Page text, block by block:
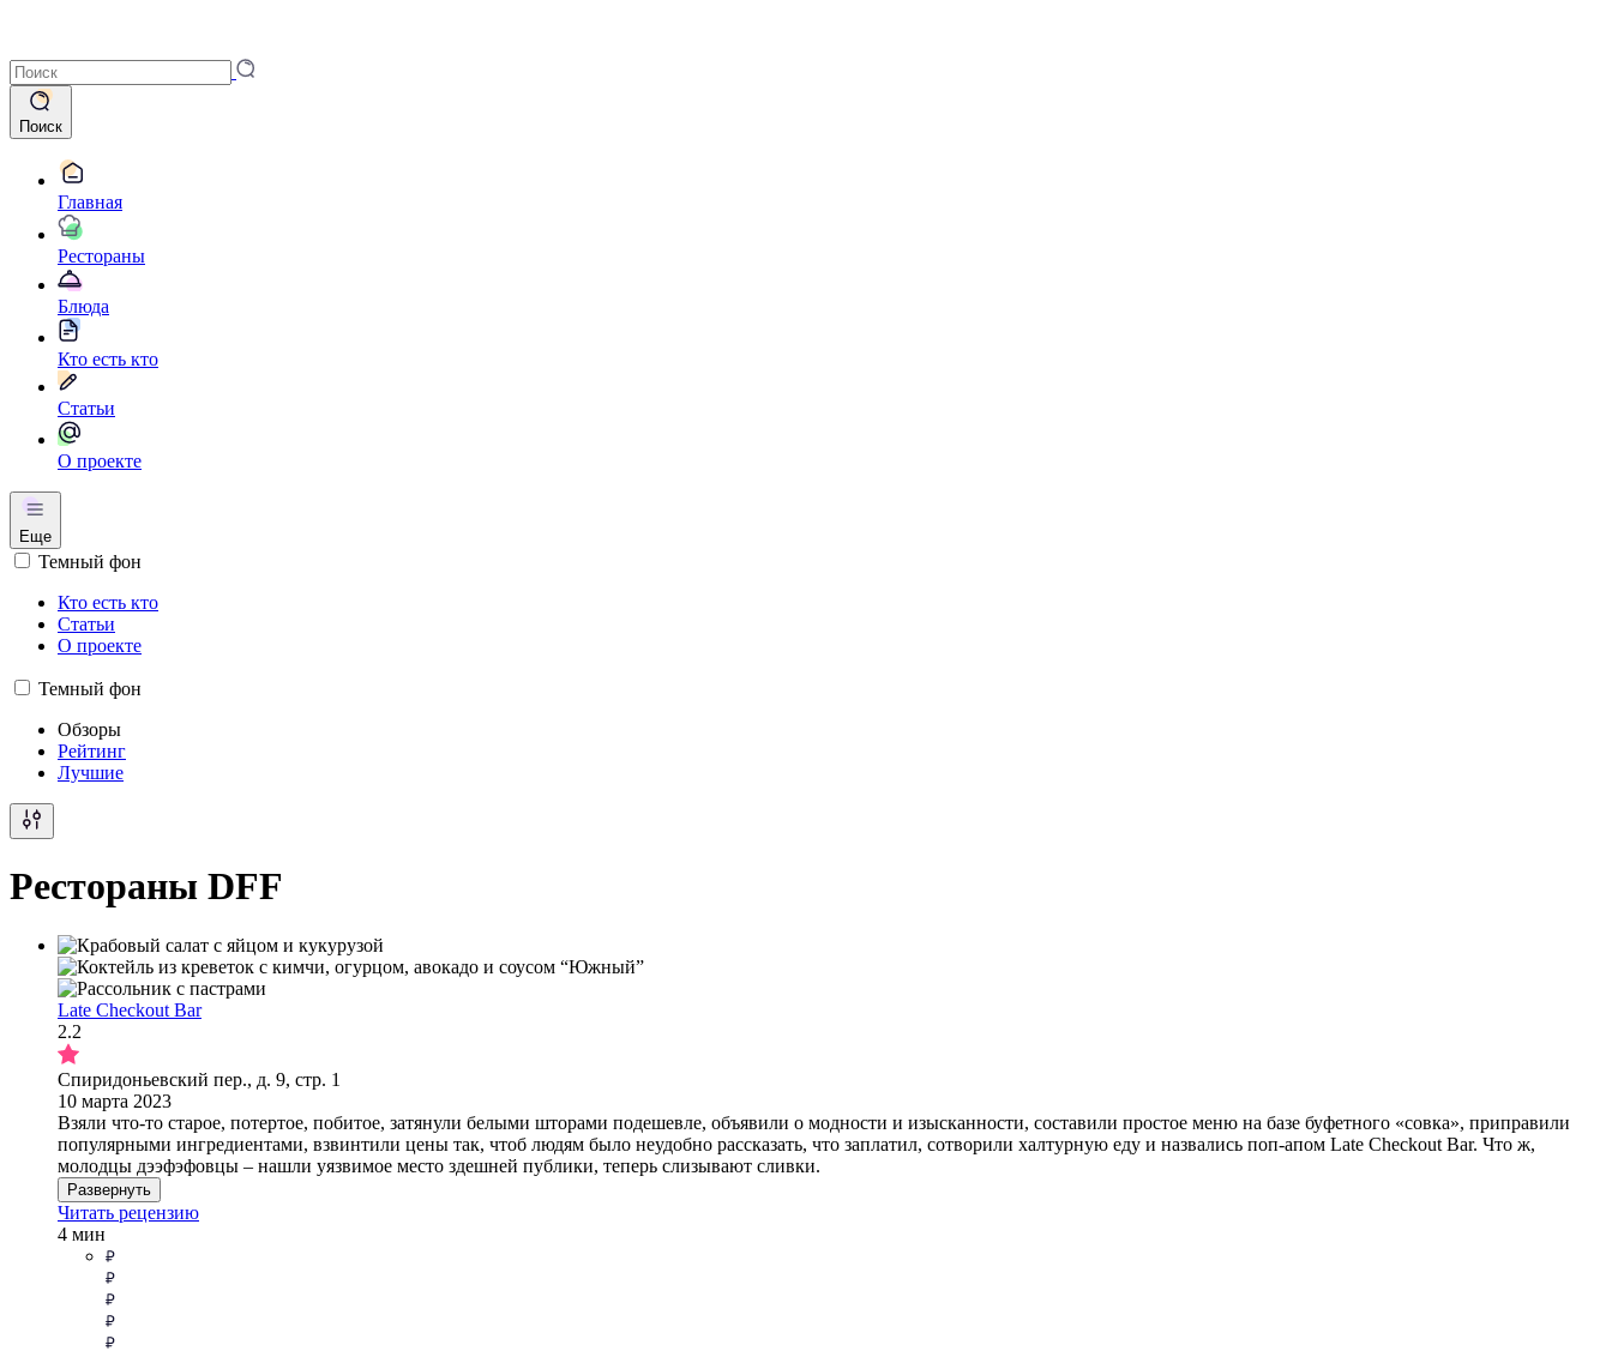
Поиск
Главная
Рестораны
Блюда
Кто есть кто
Статьи
О проекте
Еще
Темный фон
Кто есть кто
Статьи
О проекте
Темный фон
Обзоры
Рейтинг
Лучшие
Рестораны DFF
Late Checkout Bar
2.2
Спиридоньевский пер., д. 9, стр. 1
10 марта 2023
Взяли что-то старое, потертое, побитое, затянули белыми шторами подешевле, объявили о модности и изысканности, составили простое меню на базе буфетного «совка», приправили
популярными ингредиентами, взвинтили цены так, чтоб людям было неудобно рассказать, что заплатил, сотворили халтурную еду и назвались поп-апом Late Checkout Bar. Что ж,
молодцы дээфэфовцы – нашли уязвимое место здешней публики, теперь слизывают сливки.
Развернуть
Читать рецензию
4 мин